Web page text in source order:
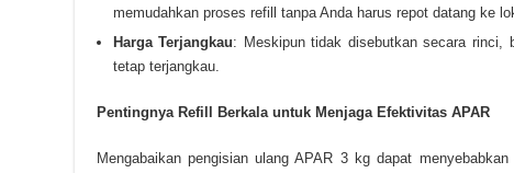
memudahkan proses refill tanpa Anda harus repot datang ke
Harga Terjangkau: Meskipun tidak disebutkan secara rinci,
tetap terjangkau.
Pentingnya Refill Berkala untuk Menjaga Efektivitas APAR
Mengabaikan pengisian ulang APAR 3 kg dapat